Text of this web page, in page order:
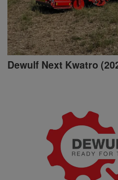
Dewulf Next Kwatro